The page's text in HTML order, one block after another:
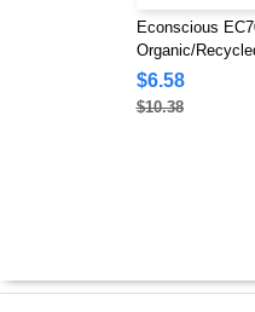
Econscious
Organic/
$6.58
$10.38